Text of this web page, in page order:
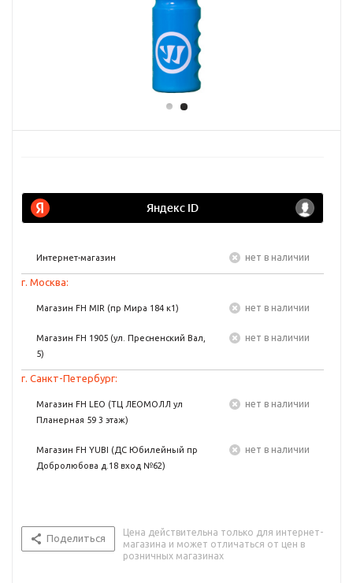
Интернет-магазин Нет в наличии
г. Москва:
Магазин FH MIR (пр Мира 184 к1) Нет в наличии
Магазин FH 1905 (ул. Пресненский Вал,
5)
Нет в наличии
г. Санкт-Петербург:
Магазин FH LEO (ТЦ ЛЕОМОЛЛ ул
Планерная 59 3 этаж)
Нет в наличии
Магазин FH YUBI (ДС Юбилейный пр
Добролюбова д.18 вход №62)
Нет в наличии
Поделиться
Цена действительна только для интернет-
магазина и может отличаться от цен в
розничных магазинах